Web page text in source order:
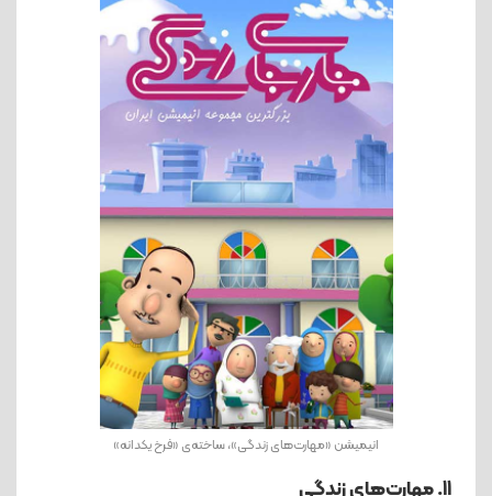
انیمیشن «مهارت‌های زندگی»، ساخته‌ی «فرخ یکدانه»